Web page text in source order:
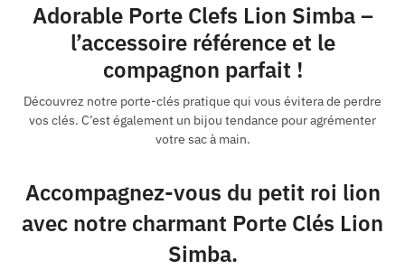
Adorable Porte Clefs Lion Simba –
l’accessoire référence et le
compagnon parfait !
Découvrez notre porte-clés pratique qui vous évitera de perdre
vos clés. C’est également un bijou tendance pour agrémenter
votre sac à main.
Accompagnez-vous du petit roi lion
avec notre charmant Porte Clés Lion
Simba.